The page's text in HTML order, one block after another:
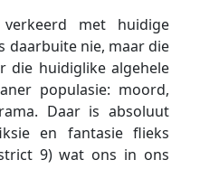
met huidige
daarbuite nie, maar die
die huidiglike algehele
populasie: moord,
Daar is absoluut
en fantasie flieks
9) wat ons in ons